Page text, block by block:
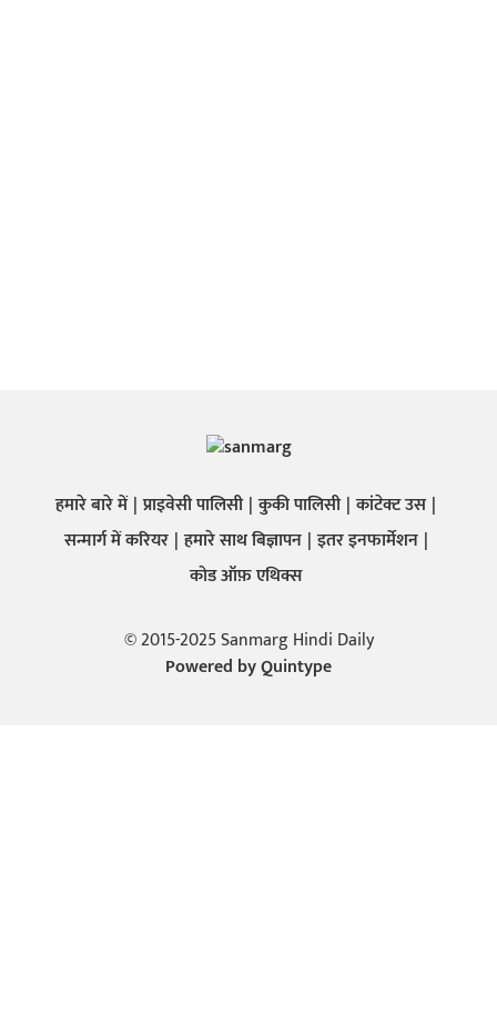
हमारे बारे में प्राइवेसी पालिसी कुकी पालिसी कांटेक्ट उस
सन्मार्ग में करियर हमारे साथ बिज्ञापन इतर इनफार्मेशन
कोड ऑफ़ एथिक्स
© 2015-2025 Sanmarg Hindi Daily
Powered byQuintype